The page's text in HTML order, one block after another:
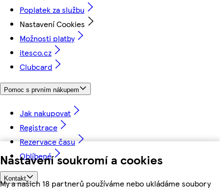
Nastavení soukromí a cookies
My a našich 18 partnerů používáme nebo ukládáme soubory
Poplatek za službu
Nastavení Cookies
Možnosti platby
itesco.cz
Clubcard
Pomoc s prvním nákupem
Jak nakupovat
Registrace
Rezervace času
Oblíbené
Kontakt